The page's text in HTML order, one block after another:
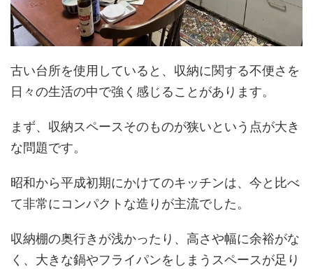
古い台所を使用していると、収納に関する不便さを
日々の生活の中で強く感じることがあります。
まず、収納スペースそのものが狭いという点が大き
な問題です。
昭和から平成初期にかけてのキッチンは、今と比べ
て非常にコンパクトな造りが主流でした。
収納棚の奥行きが浅かったり、高さや幅に余裕がな
く、大きな鍋やフライパンをしまうスペースが足り